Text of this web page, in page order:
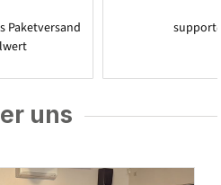
Paketversand
uns